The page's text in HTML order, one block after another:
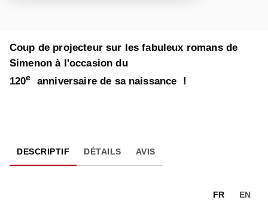
Coup de projecteur sur les fabuleux romans de
Simenon à l'occasion du
120e anniversaire de sa naissance !
DESCRIPTIF DÉTAILS AVIS
FR EN